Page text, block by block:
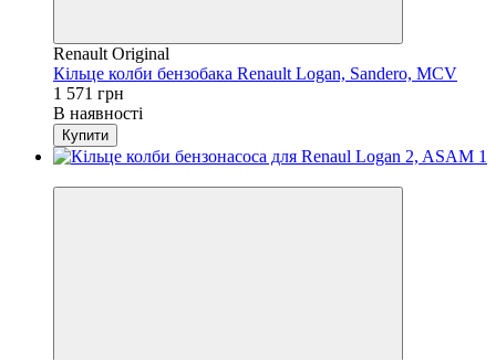
Renault Original
Кільце колби бензобака Renault Logan, Sandero, MCV
1 571 грн
В наявності
Купити